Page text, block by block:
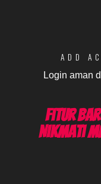
ADD
Login aman
Fitur
Nikmati